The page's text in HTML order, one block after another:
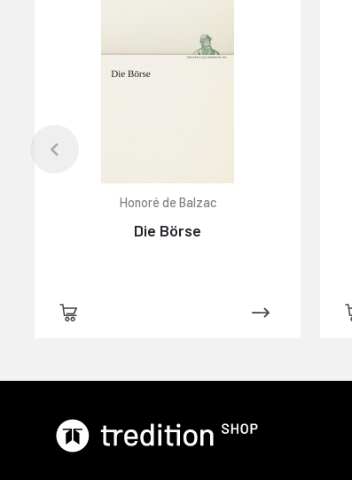
Honoré de Balzac
Die Börse